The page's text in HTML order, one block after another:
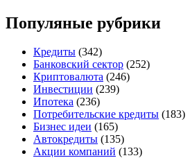
Популяные рубрики
Кредиты (342)
Банковский сектор (252)
Криптовалюта (246)
Инвестиции (239)
Ипотека (236)
Потребительские кредиты (183)
Бизнес идеи (165)
Автокредиты (135)
Акции компаний (133)